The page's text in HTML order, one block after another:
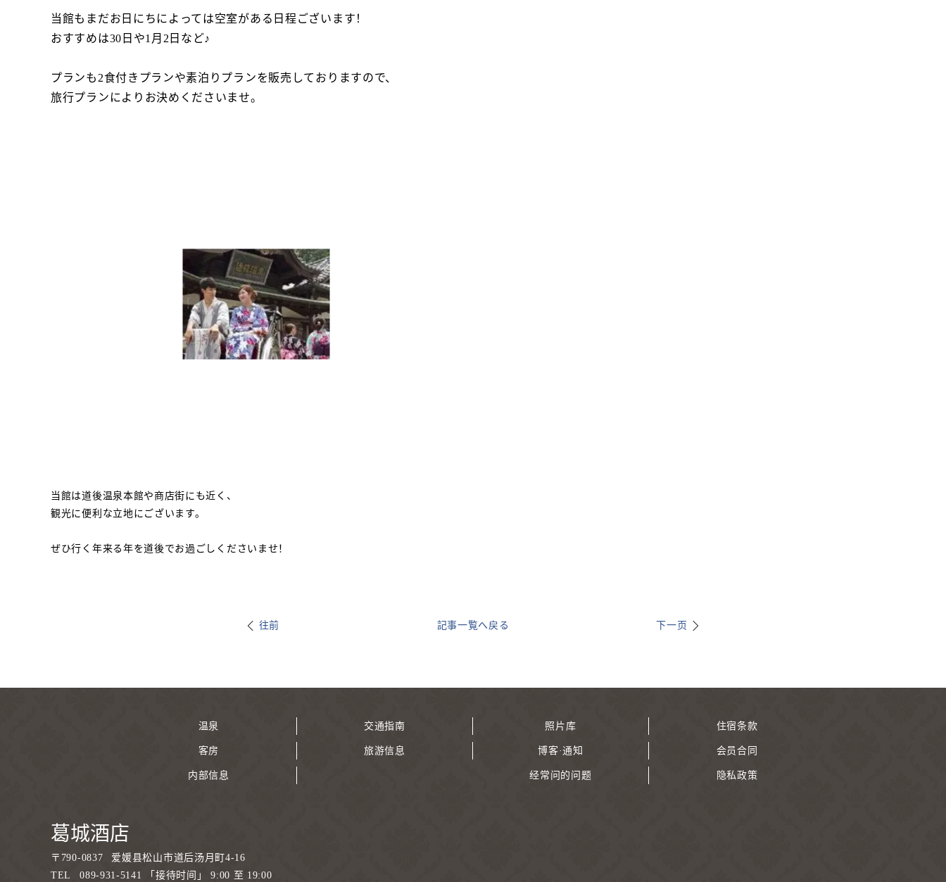
当館もまだお日にちによっては空室がある日程ございます！
おすすめは30日や1月2日など♪
プランも2食付きプランや素泊りプランを販売しておりますので、
旅行プランによりお決めくださいませ。
当館は道後温泉本館や商店街にも近く、
観光に便利な立地にございます。
ぜひ行く年来る年を道後でお過ごしくださいませ！
往前 記事一覧へ戻る 下一页
温泉
客房
内部信息
交通指南
旅游信息
照片库
博客·通知
经常问的问题
住宿条款
会员合同
隐私政策
葛城酒店
〒 790-0837
爱媛县松山市道后汤月町4-16
TEL
089-931-5141 「接待时间」 9:00 至 19:00